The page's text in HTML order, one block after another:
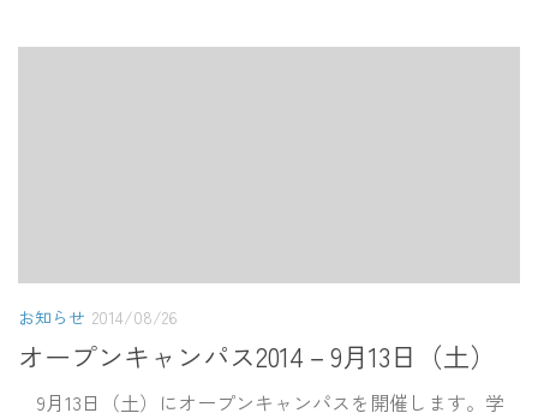
お知らせ 2014/08/26
オープンキャンパス2014－9月13日（土）
9月13日（土）にオープンキャンパスを開催します。学